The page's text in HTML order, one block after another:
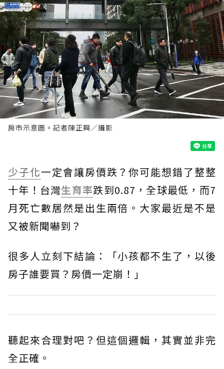
房市示意圖。記者陳正興／攝影
少子化一定會讓房價跌？你可能想錯了整整
十年！台灣生育率跌到0.87，全球最低，而7
月死亡數居然是出生兩倍。大家最近是不是
又被新聞嚇到？
很多人立刻下結論：「小孩都不生了，以後
房子誰要買？房價一定崩！」
聽起來合理對吧？但這個邏輯，其實並非完
全正確。